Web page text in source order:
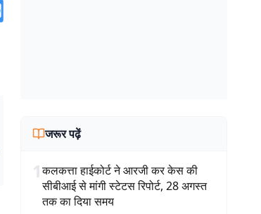
जरूर पढ़ें
1कलकत्ता हाईकोर्ट ने आरजी कर केस की
सीबीआई से मांगी स्टेटस रिपोर्ट, 28 अगस्त
तक का दिया समय